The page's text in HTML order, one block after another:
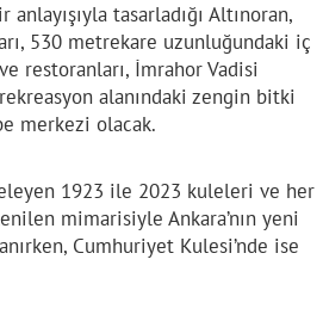
tasarladığı Altınoran,
530 metrekare uzunluğundaki iç
restoranları, İmrahor Vadisi
alanındaki zengin bitki
merkezi olacak.
1923 ile 2023 kuleleri ve her
mimarisiyle Ankara’nın yeni
Cumhuriyet Kulesi’nde ise